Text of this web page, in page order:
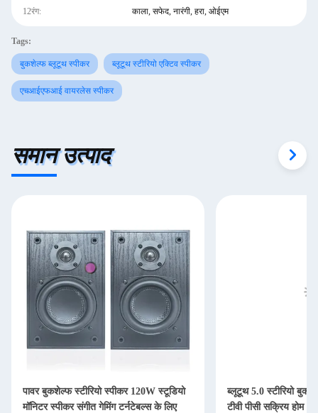
12रंग: काला, सफेद, नारंगी, हरा, ओईएम
Tags:
बुकशेल्फ ब्लूटूथ स्पीकर ब्लूटूथ स्टीरियो एक्टिव स्पीकर
एचआईएफआई वायरलेस स्पीकर
समान उत्पाद
पावर बुकशेल्फ स्टीरियो स्पीकर 120W स्टूडियो
मॉनिटर स्पीकर संगीत गेमिंग टर्नटेबल्स के लिए
ब्लूटूथ 5.0 स्टीरियो
टीवी पीसी सक्रिय होम